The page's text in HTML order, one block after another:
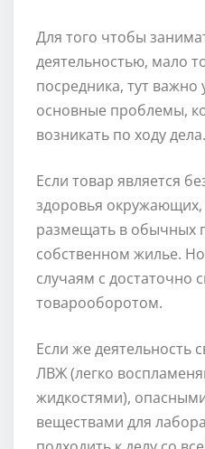
Для того чтобы
деятельностью, мало
посредника, тут важно
основные проблемы,
возникать по ходу дела.
Если товар является
здоровья
размещать в обычных
собственном жилье.
случаям с достаточно
товарооборотом.
Если же деятельность
ЛВЖ (легко
жидкостями),
веществами для